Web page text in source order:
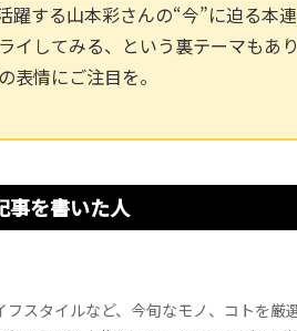
躍する山本彩さんの“今”に迫る本
イしてみる、という裏テーマもあ
表情にご注目を。
事を書いた人
フスタイルなど、今旬なモノ、コトを厳